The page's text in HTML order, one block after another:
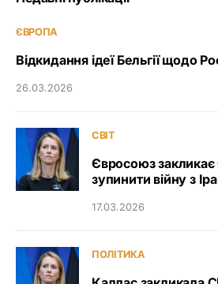
ЄВРОПА
Відкидання ідеї Бельгії щодо
26.03.2026
СВІТ
Євросоюз закликає
зупинити війну з
17.03.2026
ПОЛІТИКА